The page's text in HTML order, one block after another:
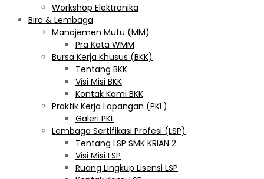
Workshop Elektronika
Biro & Lembaga
Manajemen Mutu (MM)
Pra Kata WMM
Bursa Kerja Khusus (BKK)
Tentang BKK
Visi Misi BKK
Kontak Kami BKK
Praktik Kerja Lapangan (PKL)
Galeri PKL
Lembaga Sertifikasi Profesi (LSP)
Tentang LSP SMK KRIAN 2
Visi Misi LSP
Ruang Lingkup Lisensi LSP